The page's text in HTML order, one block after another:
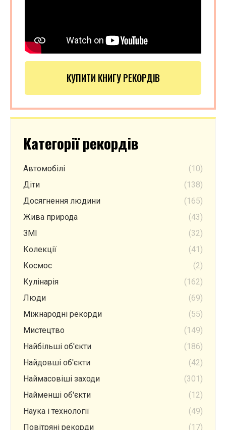
КУПИТИ КНИГУ РЕКОРДІВ
Категорії рекордів
Автомобілі
(10)
Діти
(138)
Досягнення людини
(165)
Жива природа
(43)
ЗМІ
(32)
Колекції
(41)
Космос
(2)
Кулінарія
(162)
Люди
(69)
Міжнародні рекорди
(55)
Мистецтво
(149)
Найбільші об'єкти
(186)
Найдовші об'єкти
(42)
Наймасовіші заходи
(301)
Найменші об'єкти
(12)
Наука і технології
(49)
Повітряні рекорди
(17)